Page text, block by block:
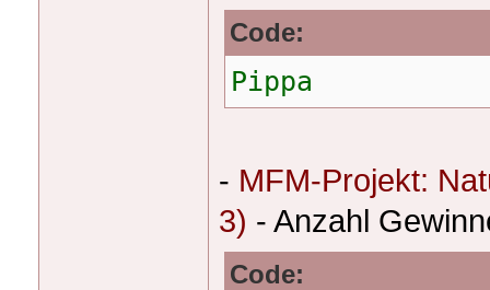
Code:
Pippa
- MFM-Projekt:
3) - Anzahl
Code: